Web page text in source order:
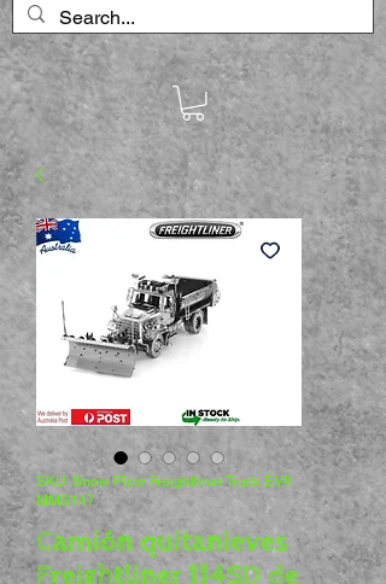
SKU: Snow Plow Freightliner Truck EV#:
MMS147
Camión quitanieves
Freightliner 114SD de